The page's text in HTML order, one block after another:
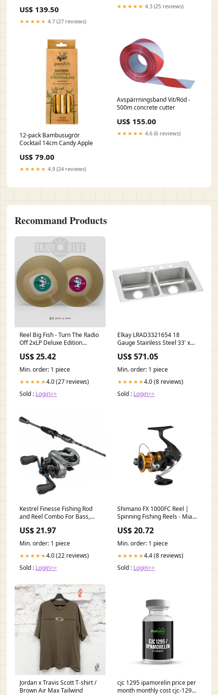
US$ 139.50
★★★★★ 4.7 (27 reviews)
★★★★★ 4.3 (25 reviews)
12-pack Bambusugrör
Cocktail 14cm Candy Apple
US$ 79.00
★★★★★ 4.9 (24 reviews)
Avspärrningsband Vit/Röd -
500m concrete cutter
US$ 155.00
★★★★★ 4.6 (6 reviews)
Recommand Products
Reel Big Fish - Turn The Radio
Off 2xLP Deluxe Edition
US$ 25.42
Min. order: 1 piece
★★★★★4.0 (27 reviews)
Sold : Login>>
Elkay LRAD3321654 18
Gauge Stainless Steel 33' x
Mount Kitchen Sink Mounting-
Surface Mounted
US$ 571.05
Min. order: 1 piece
★★★★★4.0 (8 reviews)
Sold : Login>>
Kestrel Finesse Fishing Rod
and Reel Combo For Bass,
Best Bait Finesse System
Fishing Rod Combo For Bass
Fishing
US$ 21.97
Min. order: 1 piece
★★★★★4.0 (22 reviews)
Sold : Login>>
Shimano FX 1000FC Reel |
Spinning Fishing Reels - Mias
US$ 20.72
Min. order: 1 piece
★★★★★4.4 (8 reviews)
Sold : Login>>
Jordan x Travis Scott T-shirt /
Brown Air Max Tailwind
cjc 1295 ipamorelin price per
month monthly cost cjc-1295